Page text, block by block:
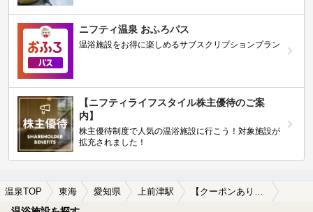
ニフティ温泉 おふろパス
温浴施設をお得に楽しめるサブスクリプションプラン
【ニフティライフスタイル株主優待のご案
内】
株主優待制度で人気の温浴施設に行こう！対象施設が
拡充されました！
温泉TOP 東海 愛知県 上前津駅